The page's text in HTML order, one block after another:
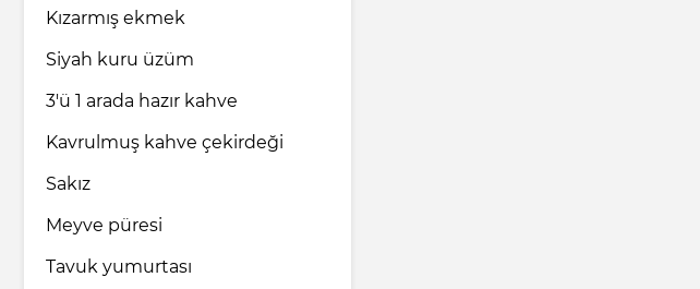
Kızarmış ekmek
Siyah kuru üzüm
3'ü 1 arada hazır kahve
Kavrulmuş kahve çekirdeği
Sakız
Meyve püresi
Tavuk yumurtası